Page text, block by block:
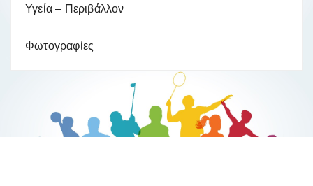
Υγεία – Περιβάλλον
Φωτογραφίες